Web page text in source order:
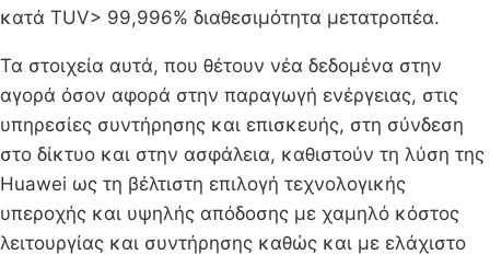
κατά TUV> 99,996% διαθεσιμότητα μετατροπέα.
Τα στοιχεία αυτά, που θέτουν νέα δεδομένα στην
αγορά όσον αφορά στην παραγωγή ενέργειας, στις
υπηρεσίες συντήρησης και επισκευής, στη σύνδεση
στο δίκτυο και στην ασφάλεια, καθιστούν τη λύση της
Huawei ως τη βέλτιστη επιλογή τεχνολογικής
υπεροχής και υψηλής απόδοσης με χαμηλό κόστος
λειτουργίας και συντήρησης καθώς και με ελάχιστο